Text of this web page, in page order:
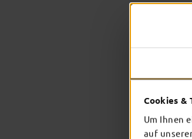
Cookies &
Um Ihnen
auf